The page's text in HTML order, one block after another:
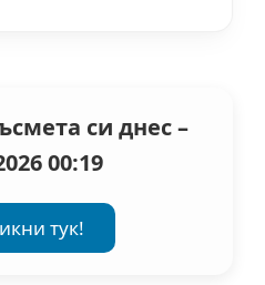
си днес –
00:19
тук!